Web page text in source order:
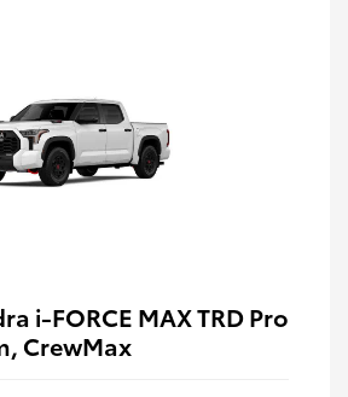
i-FORCE MAX TRD Pro
CrewMax